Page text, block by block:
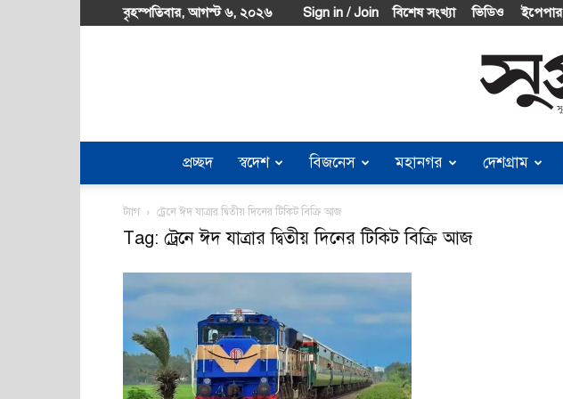
বৃহস্পতিবার, আগস্ট ৬, ২০২৬ Sign in / Join বিশেষ সংখ্যা ভিডিও ইপেপার
প্রচ্ছদ স্বদেশ বিজনেস মহানগর দেশগ্রাম
ট্যাগ ট্রেনে ঈদ যাত্রার দ্বিতীয় দিনের টিকিট বিক্রি আজ
Tag: ট্রেনে ঈদ যাত্রার দ্বিতীয় দিনের টিকিট বিক্রি আজ